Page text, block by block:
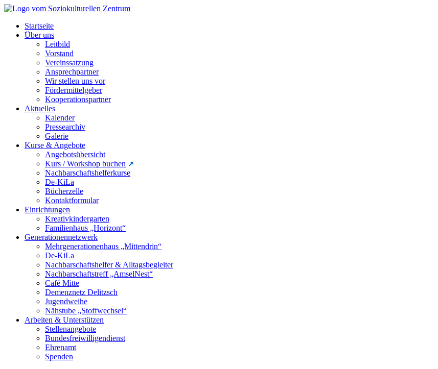
Startseite
Über uns
Leitbild
Vorstand
Vereinssatzung
Ansprechpartner
Wir stellen uns vor
Fördermittelgeber
Kooperationspartner
Aktuelles
Kalender
Pressearchiv
Galerie
Kurse & Angebote
Angebotsübersicht
Kurs / Workshop buchen
Nachbarschaftshelferkurse
De-KiLa
Bücherzelle
Kontaktformular
Einrichtungen
Kreativkindergarten
Familienhaus „Horizont“
Generationennetzwerk
Mehrgenerationenhaus „Mittendrin“
De-KiLa
Nachbarschaftshelfer & Alltagsbegleiter
Nachbarschaftstreff „AmselNest“
Café Mitte
Demenznetz Delitzsch
Jugendweihe
Nähstube „Stoffwechsel“
Arbeiten & Unterstützen
Stellenangebote
Bundesfreiwilligendienst
Ehrenamt
Spenden